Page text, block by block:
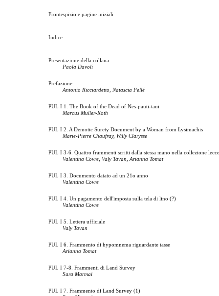
Frontespizio e pagine iniziali
Indice
Presentazione della collana
Paola Davoli
Prefazione
Antonio Ricciardetto, Natascia Pellé
PUL I 1. The Book of the Dead of Nes-pauti-taui
Marcus Müller-Roth
PUL I 2. A Demotic Surety Document by a Woman from Lysimachis
Marie-Pierre Chaufray, Willy Clarysse
PUL I 3-6. Quattro frammenti scritti dalla stessa mano nella collezione
Valentina Covre, Valy Tavan, Arianna Tomat
PUL I 3. Documento datato ad un 21o anno
Valentina Covre
PUL I 4. Un pagamento dell'imposta sulla tela di lino (?)
Valentina Covre
PUL I 5. Lettera ufficiale
Valy Tavan
PUL I 6. Frammento di hypomnema riguardante tasse
Arianna Tomat
PUL I 7-8. Frammenti di Land Survey
Sara Marmai
PUL I 7. Frammento di Land Survey (1)